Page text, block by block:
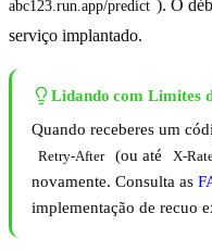
abc123.run.app/predict ). O
serviço implantado.
Lidando com Limites
Quando receberes um
Retry-After (ou até X-
novamente. Consulta as
implementação de recuo